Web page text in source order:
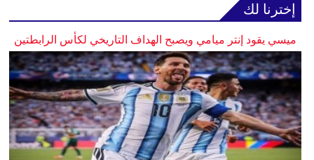
إخترنا لك
ميسي يقود إنتر ميامي ويصبح الهداف التاريخي لكأس الرابطتين